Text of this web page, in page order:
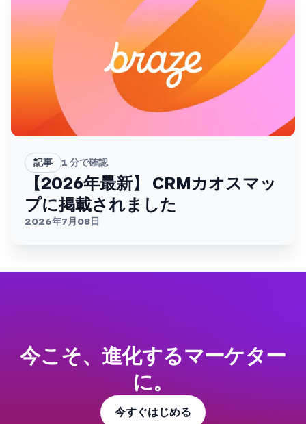
記事 1 分で確認
【2026年最新】 CRMカオスマッ
プに掲載されました
2026年7月08日
今こそ、進化するマーケター
に。
今すぐはじめる